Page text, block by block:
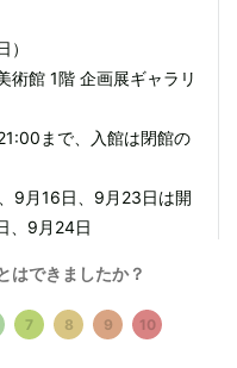
館 1階 企画展ギャラリ
まで、入館は閉館の
9月16日、9月23日は開
、9月24日
ちの方とその付添者1名
はできましたか？
7 8 9 10